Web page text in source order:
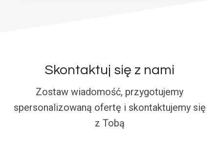
Skontaktuj się z nami
Zostaw wiadomość, przygotujemy
spersonalizowaną ofertę i skontaktujemy się
z Tobą